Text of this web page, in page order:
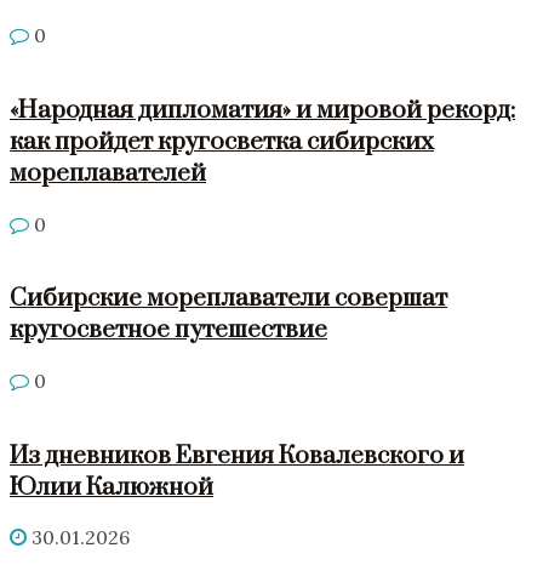
0
«Народная дипломатия» и мировой рекорд:
как пройдет кругосветка сибирских
мореплавателей
0
Сибирские мореплаватели совершат
кругосветное путешествие
0
Из дневников Евгения Ковалевского и
Юлии Калюжной
30.01.2026